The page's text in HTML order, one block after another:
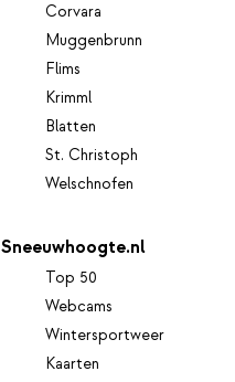
Corvara
Muggenbrunn
Flims
Krimml
Blatten
St. Christoph
Welschnofen
Sneeuwhoogte.nl
Top 50
Webcams
Wintersportweer
Kaarten